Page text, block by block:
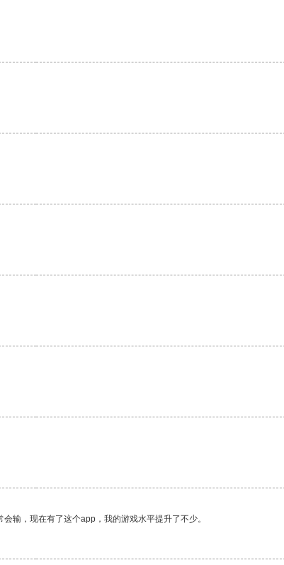
输，现在有了这个app，我的游戏水平提升了不少。